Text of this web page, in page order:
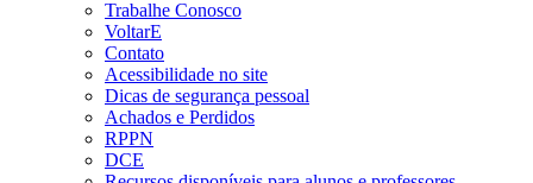
Trabalhe Conosco
VoltarE
Contato
Acessibilidade no site
Dicas de segurança pessoal
Achados e Perdidos
RPPN
DCE